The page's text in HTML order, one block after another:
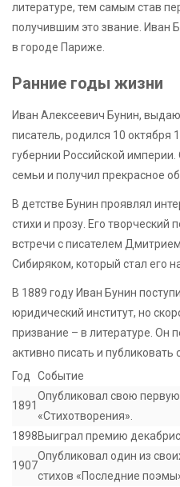
литературе, тем самым став
получившим это звание. Иван
в городе Париже.
Ранние годы жизни
Иван Алексеевич Бунин,
писатель, родился 10 октября
губернии Российской
семьи и получил прекрасное
В детстве Бунин проявлял
стихи и прозу. Его творческий
встречи с писателем
Сибиряком, который стал его
В 1889 году Иван Бунин
юридический институт, но
призвание – в литературе. Он
активно писать и публиковать
Год
Событие
1891
Опубликовал свою первую
«Стихотворения».
1898Выиграл премию
1907
Опубликовал один из
стихов «Последние